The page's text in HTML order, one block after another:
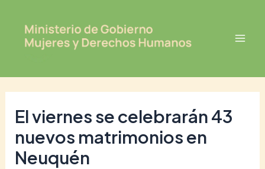
contenido
El viernes se celebrarán 43
nuevos matrimonios en
Neuquén
navigation